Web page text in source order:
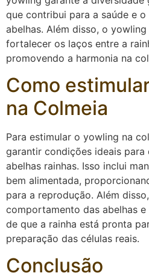
que contribui para a saúde e
abelhas. Além disso, o
fortalecer os laços entre a
promovendo a harmonia na
Como
na Colmeia
Para estimular o yowling na
garantir condições ideais
abelhas rainhas. Isso inclui
bem alimentada,
para a reprodução. Além
comportamento das abelhas
de que a rainha está pronta
preparação das células reais.
Conclusão